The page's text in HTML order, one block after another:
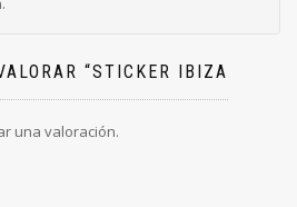
“STICKER IBIZA
una valoración.